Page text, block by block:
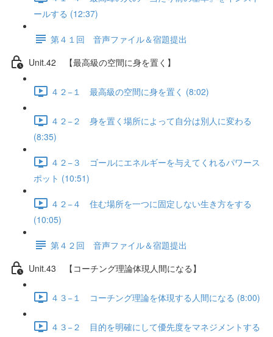
ールする (12:37)
第４１回 音声ファイル＆宿題提出
Unit.42 【最高級の空間に身を置く】
４２−１ 最高級の空間に身を置く (8:02)
４２−２ 身を置く場所によって自分は別人に変わる
(8:35)
４２−３ ゴールにエネルギーを与えてくれるパワース
ポット (10:51)
４２−４ 住む場所を一つに固定しない生き方をする
(10:05)
第４２回 音声ファイル＆宿題提出
Unit.43 【コーチング理論体現人間になる】
４３−１ コーチング理論を体現する人間になる (8:00)
４３−２ 目的を明確にして優先度をマネジメントする